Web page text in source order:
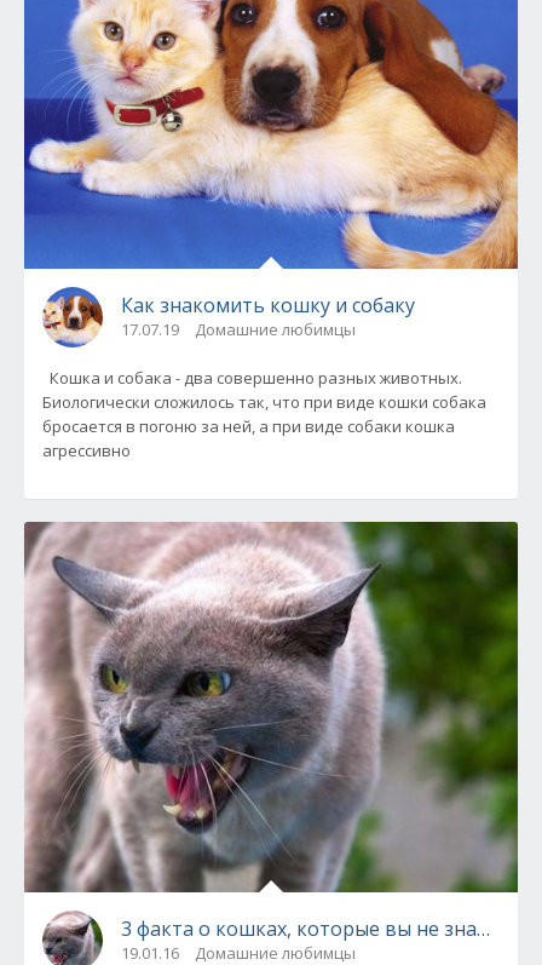
Как знакомить кошку и собаку
17.07.19 Домашние любимцы
Кошка и собака - два совершенно разных животных.
Биологически сложилось так, что при виде кошки собака
бросается в погоню за ней, а при виде собаки кошка
агрессивно
3 факта о кошках, которые вы не знали.
19.01.16 Домашние любимцы